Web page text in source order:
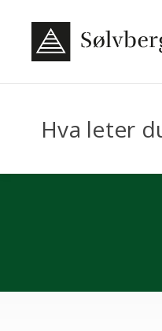
Hva leter